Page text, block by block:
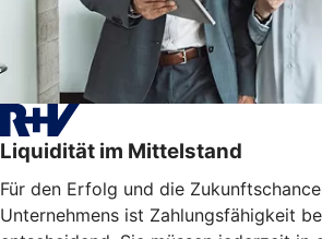
Liquidität im Mittelstand
Für den Erfolg und die
Unternehmens ist Zahlungsfähigkeit